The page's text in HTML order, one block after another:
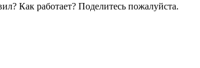
Как работает? Поделитесь пожалуйста.